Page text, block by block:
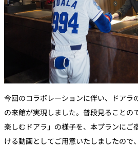
今回のコラボレーションに伴い、ドアラ
の来館が実現しました。普段見ることの
楽しむドアラ」の様子を、本プランにご
ける動画としてご用意いたしましたので